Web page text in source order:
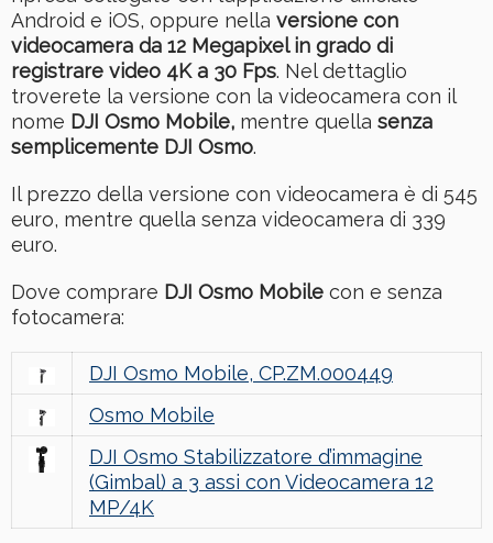
Android e iOS, oppure nella versione con
videocamera da 12 Megapixel in grado di
registrare video 4K a 30 Fps. Nel dettaglio
troverete la versione con la videocamera con il
nome DJI Osmo Mobile, mentre quella senza
semplicemente DJI Osmo.
Il prezzo della versione con videocamera è di 545
euro, mentre quella senza videocamera di 339
euro.
Dove comprare DJI Osmo Mobile con e senza
fotocamera:
DJI Osmo Mobile, CP.ZM.000449
Osmo Mobile
DJI Osmo Stabilizzatore d’immagine
(Gimbal) a 3 assi con Videocamera 12
MP/4K